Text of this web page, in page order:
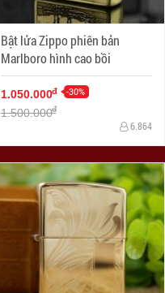
Bật lửa Zippo phiên bản
Marlboro hình cao bồi
1.050.000đ -30%
1.500.000đ
6.864